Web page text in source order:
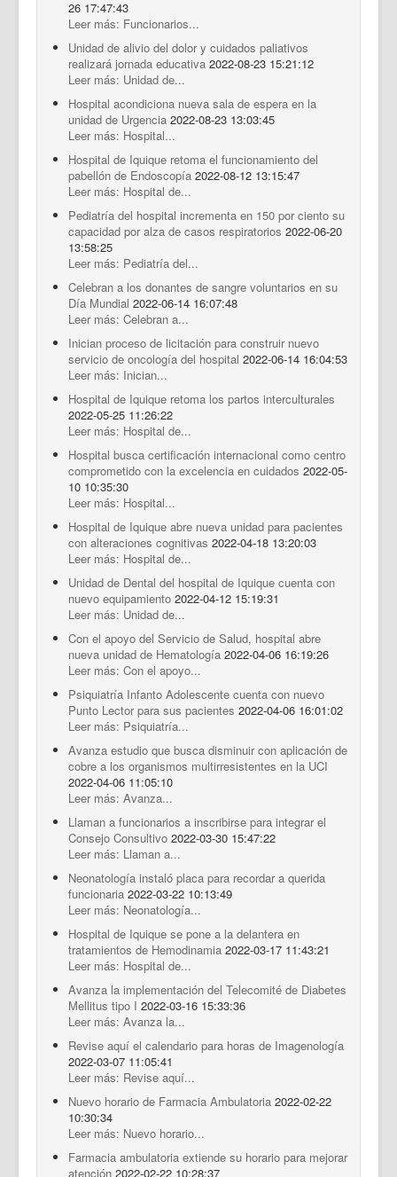
26 17:47:43
Leer más: Funcionarios...
Unidad de alivio del dolor y cuidados paliativos
realizará jornada educativa 2022-08-23 15:21:12
Leer más: Unidad de...
Hospital acondiciona nueva sala de espera en la
unidad de Urgencia 2022-08-23 13:03:45
Leer más: Hospital...
Hospital de Iquique retoma el funcionamiento del
pabellón de Endoscopía 2022-08-12 13:15:47
Leer más: Hospital de...
Pediatría del hospital incrementa en 150 por ciento su
capacidad por alza de casos respiratorios 2022-06-20
13:58:25
Leer más: Pediatría del...
Celebran a los donantes de sangre voluntarios en su
Día Mundial 2022-06-14 16:07:48
Leer más: Celebran a...
Inician proceso de licitación para construir nuevo
servicio de oncología del hospital 2022-06-14 16:04:53
Leer más: Inician...
Hospital de Iquique retoma los partos interculturales
2022-05-25 11:26:22
Leer más: Hospital de...
Hospital busca certificación internacional como centro
comprometido con la excelencia en cuidados 2022-05-
10 10:35:30
Leer más: Hospital...
Hospital de Iquique abre nueva unidad para pacientes
con alteraciones cognitivas 2022-04-18 13:20:03
Leer más: Hospital de...
Unidad de Dental del hospital de Iquique cuenta con
nuevo equipamiento 2022-04-12 15:19:31
Leer más: Unidad de...
Con el apoyo del Servicio de Salud, hospital abre
nueva unidad de Hematología 2022-04-06 16:19:26
Leer más: Con el apoyo...
Psiquiatría Infanto Adolescente cuenta con nuevo
Punto Lector para sus pacientes 2022-04-06 16:01:02
Leer más: Psiquiatría...
Avanza estudio que busca disminuir con aplicación de
cobre a los organismos multirresistentes en la UCI
2022-04-06 11:05:10
Leer más: Avanza...
Llaman a funcionarios a inscribirse para integrar el
Consejo Consultivo 2022-03-30 15:47:22
Leer más: Llaman a...
Neonatología instaló placa para recordar a querida
funcionaria 2022-03-22 10:13:49
Leer más: Neonatología...
Hospital de Iquique se pone a la delantera en
tratamientos de Hemodinamia 2022-03-17 11:43:21
Leer más: Hospital de...
Avanza la implementación del Telecomité de Diabetes
Mellitus tipo I 2022-03-16 15:33:36
Leer más: Avanza la...
Revise aquí el calendario para horas de Imagenología
2022-03-07 11:05:41
Leer más: Revise aquí...
Nuevo horario de Farmacia Ambulatoria 2022-02-22
10:30:34
Leer más: Nuevo horario...
Farmacia ambulatoria extiende su horario para mejorar
atención 2022-02-22 10:28:37